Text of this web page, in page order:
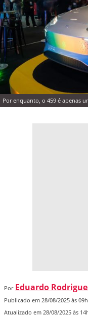
Por enquanto, o 459 é apenas
Por Eduardo
Publicado em 28/08/2025 às
Atualizado em 28/08/2025 às